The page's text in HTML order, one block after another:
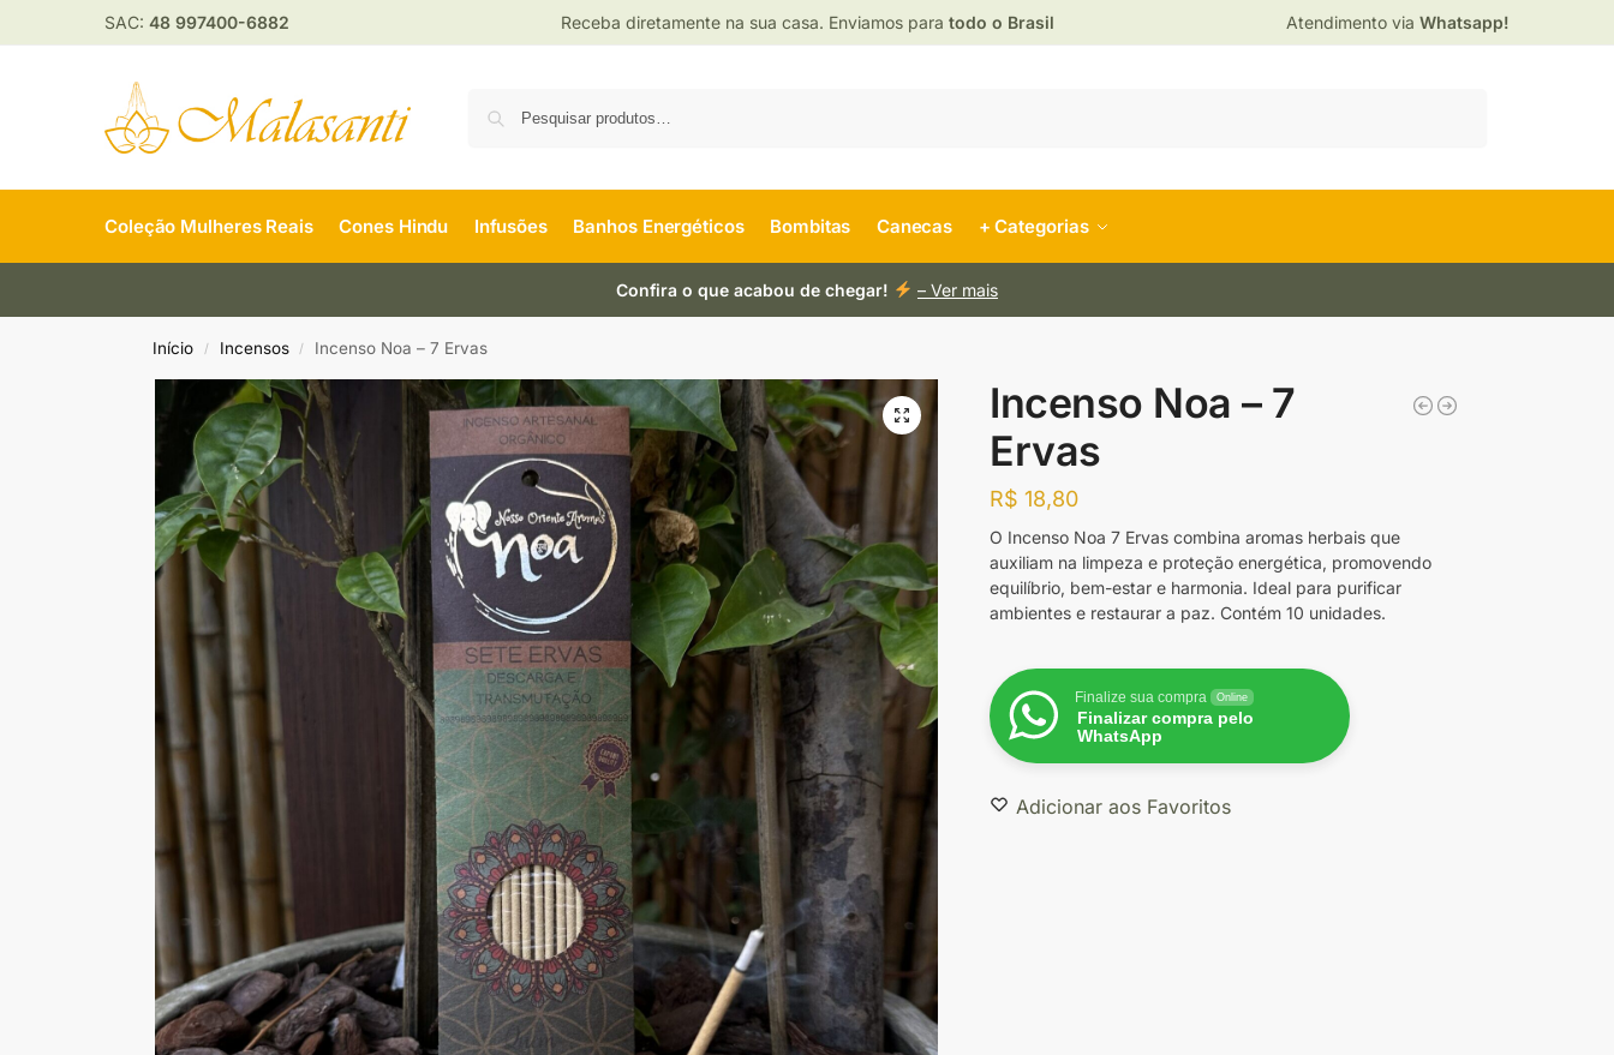
SAC: 48 997400-6882 Receba diretamente na sua casa. Enviamos para todo o Brasil Atendimento via Whatsapp!
Coleção Mulheres Reais Cones Hindu Infusões Banhos Energéticos Bombitas Canecas + Categorias
Confira o que acabou de chegar! – Ver mais
Início / Incensos / Incenso Noa – 7 Ervas
Incenso Noa – 7
Ervas
R$ 18,80
O Incenso Noa 7 Ervas combina aromas herbais que
auxiliam na limpeza e proteção energética, promovendo
equilíbrio, bem-estar e harmonia. Ideal para purificar
ambientes e restaurar a paz. Contém 10 unidades.
Finalize sua compra Online
Finalizar compra pelo
WhatsApp
Adicionar aos Favoritos